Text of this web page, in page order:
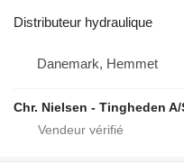
Distributeur hydraulique
Danemark, Hemmet
Chr. Nielsen - Tingheden A/